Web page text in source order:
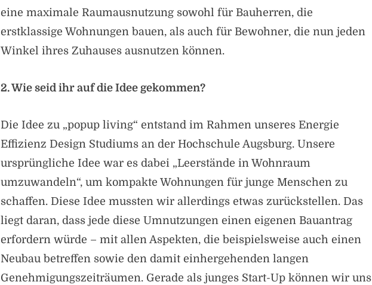
eine maximale Raumausnutzung sowohl für Bauherren, die
erstklassige Wohnungen bauen, als auch für Bewohner, die nun jeden
Winkel ihres Zuhauses ausnutzen können.
2. Wie seid ihr auf die Idee gekommen?
Die Idee zu „popup living“ entstand im Rahmen unseres Energie
Effizienz Design Studiums an der Hochschule Augsburg. Unsere
ursprüngliche Idee war es dabei „Leerstände in Wohnraum
umzuwandeln“, um kompakte Wohnungen für junge Menschen zu
schaffen. Diese Idee mussten wir allerdings etwas zurückstellen. Das
liegt daran, dass jede diese Umnutzungen einen eigenen Bauantrag
erfordern würde – mit allen Aspekten, die beispielsweise auch einen
Neubau betreffen sowie den damit einhergehenden langen
Genehmigungszeiträumen. Gerade als junges Start-Up können wir uns